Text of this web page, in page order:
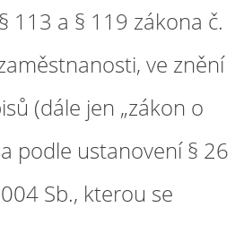
113 a § 119 zákona č.
ve znění
(dále jen „zákon o
podle ustanovení § 26
Sb., kterou se